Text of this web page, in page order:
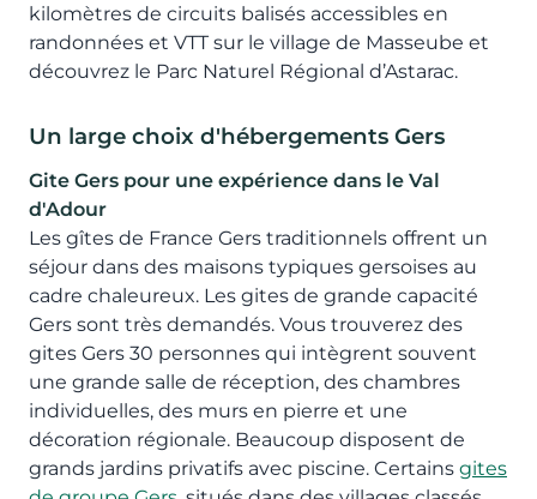
kilomètres de circuits balisés accessibles en
randonnées et VTT sur le village de Masseube et
découvrez le Parc Naturel Régional d’Astarac.
Un large choix d'hébergements Gers
Gite Gers pour une expérience dans le Val
d'Adour
Les gîtes de France Gers traditionnels offrent un
séjour dans des maisons typiques gersoises au
cadre chaleureux. Les gites de grande capacité
Gers sont très demandés. Vous trouverez des
gites Gers 30 personnes qui intègrent souvent
une grande salle de réception, des chambres
individuelles, des murs en pierre et une
décoration régionale. Beaucoup disposent de
grands jardins privatifs avec piscine. Certains gites